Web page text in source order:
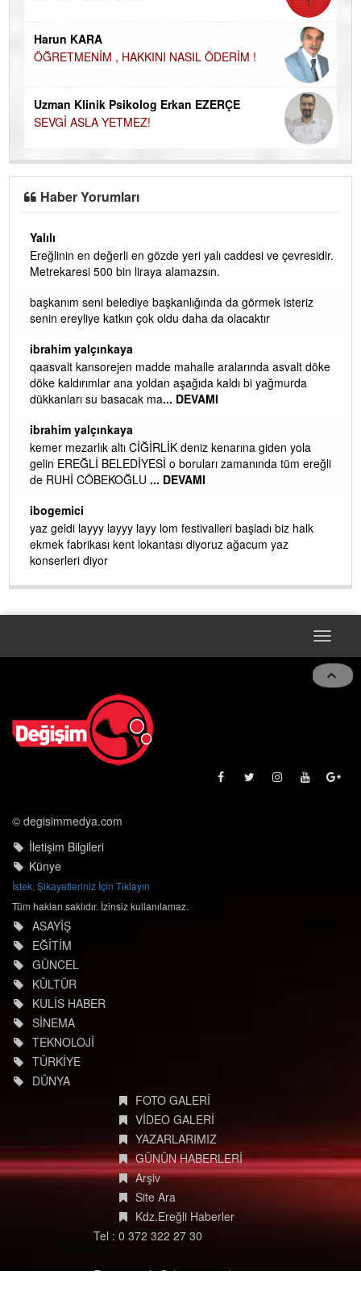
Harun KARA
ÖĞRETMENİM , HAKKINI NASIL ÖDERİM !
Uzman Klinik Psikolog Erkan EZERÇE
SEVGİ ASLA YETMEZ!
Haber Yorumları
Yalılı
Ereğlinin en değerli en gözde yeri yalı caddesi ve çevresidir.
Metrekaresi 500 bin liraya alamazsın.
başkanım seni belediye başkanlığında da görmek isteriz
senin ereyliye katkın çok oldu daha da olacaktır
ibrahim yalçınkaya
qaasvalt kansorejen madde mahalle aralarında asvalt döke
döke kaldırımlar ana yoldan aşağıda kaldı bi yağmurda
dükkanları su basacak ma... DEVAMI
ibrahim yalçınkaya
kemer mezarlık altı CİĞİRLİK deniz kenarına giden yola
gelin EREĞLİ BELEDİYESİ o boruları zamanında tüm ereğli
de RUHİ CÖBEKOĞLU ... DEVAMI
ibogemici
yaz geldi layyy layyy layy lom festivalleri başladı biz halk
ekmek fabrikası kent lokantası diyoruz ağacum yaz
konserleri diyor
Toggle
© degisimmedya.com
İletişim Bilgileri
Künye
İstek, Şikayetleriniz İçin Tıklayın
Tüm hakları saklıdır. İzinsiz kullanılamaz.
ASAYİŞ
EĞİTİM
GÜNCEL
KÜLTÜR
KULİS HABER
SİNEMA
TEKNOLOJİ
TÜRKİYE
DÜNYA
FOTO GALERİ
VİDEO GALERİ
YAZARLARIMIZ
GÜNÜN HABERLERİ
Arşiv
Site Ara
Kdz.Ereğli Haberler
Tel : 0 372 322 27 30
E-posta: info@degisimmedya.com